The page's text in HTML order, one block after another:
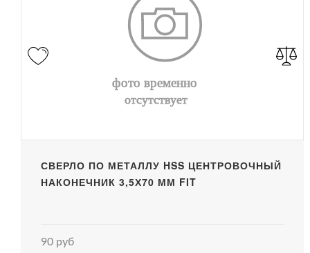
СВЕРЛО ПО МЕТАЛЛУ HSS ЦЕНТРОВОЧНЫЙ
НАКОНЕЧНИК 3,5Х70 ММ FIT
90 руб